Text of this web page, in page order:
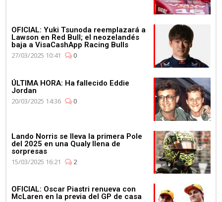
OFICIAL: Yuki Tsunoda reemplazará a
Lawson en Red Bull; el neozelandés
baja a VisaCashApp Racing Bulls
27/03/2025 10:41
0
ÚLTIMA HORA: Ha fallecido Eddie
Jordan
20/03/2025 14:36
0
Lando Norris se lleva la primera Pole
del 2025 en una Qualy llena de
sorpresas
15/03/2025 16:21
2
OFICIAL: Oscar Piastri renueva con
McLaren en la previa del GP de casa